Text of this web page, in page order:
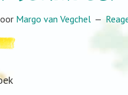
Margo van Vegchel